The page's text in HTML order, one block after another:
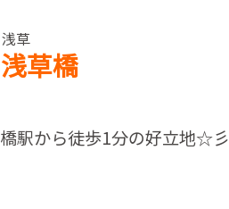
草
草橋
駅から徒歩1分の好立地☆彡